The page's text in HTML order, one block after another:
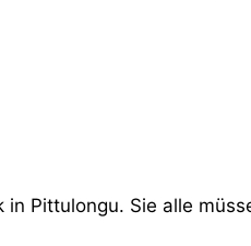
Pittulongu. Sie alle